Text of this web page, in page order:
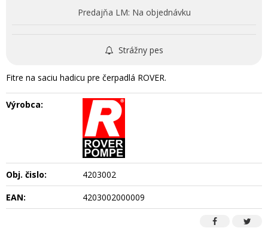
Predajňa LM: Na objednávku
Strážny pes
Fitre na saciu hadicu pre čerpadlá ROVER.
Výrobca:
Obj. čislo:
4203002
EAN:
4203002000009